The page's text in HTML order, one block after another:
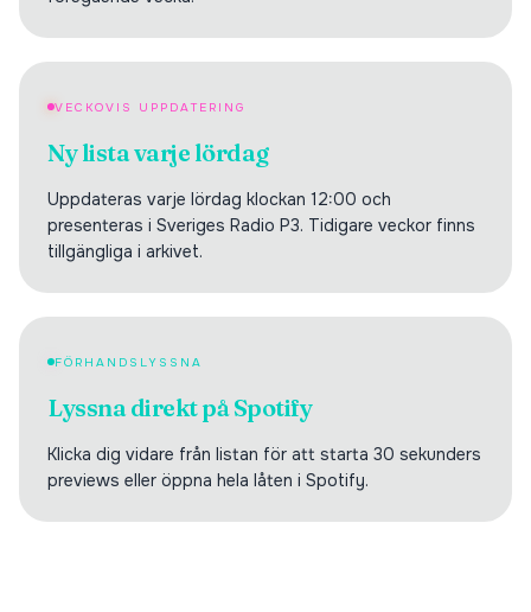
VECKOVIS UPPDATERING
Ny lista varje lördag
Uppdateras varje lördag klockan 12:00 och
presenteras i Sveriges Radio P3. Tidigare veckor finns
tillgängliga i arkivet.
FÖRHANDSLYSSNA
Lyssna direkt på Spotify
Klicka dig vidare från listan för att starta 30 sekunders
previews eller öppna hela låten i Spotify.